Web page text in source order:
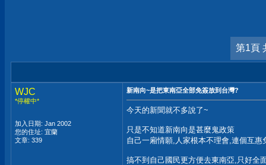
第1頁
WJC
*停權中*
加入日期: Jan 2002
您的住址: 宜蘭
文章: 339
新南向~是把東南亞全部免簽放到台灣?
今天的新聞就不多說了~
只是不知道新南向是甚麼鬼政策
自己一廂情願,人家根本不理會,連個互惠
搞不到自己國民更方便去東南亞,只好全